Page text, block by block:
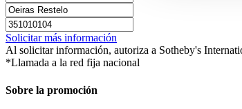
Solicitar más información
Al solicitar información, autoriza a Sotheby's
*Llamada a la red fija nacional
Sobre la promoción